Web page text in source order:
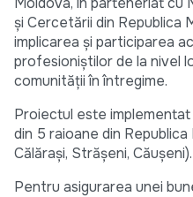
și Cercetării din Republica
implicarea și participarea
profesioniștilor de la nivel
comunității în întregime.
Proiectul este
din 5 raioane din
Călărași, Strășeni, Căușeni).
Pentru asigurarea unei